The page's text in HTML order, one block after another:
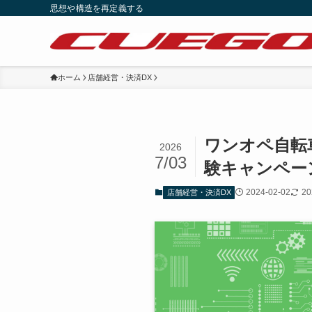
思想や構造を再定義する
ホーム 店舗経営・決済DX
ワンオペ自
験キャンペー
2026
7/03
店舗経営・決済DX 2024-02-02